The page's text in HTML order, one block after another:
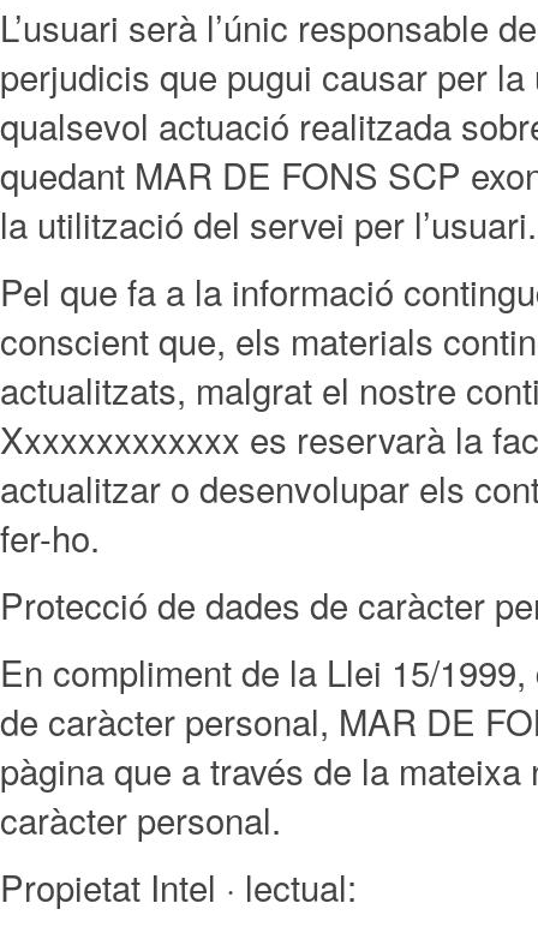
L’usuari serà l’únic responsable
perjudicis que pugui causar per
qualsevol actuació realitzada
quedant MAR DE FONS SCP
la utilització del servei per l’usuari.
Pel que fa a la informació
conscient que, els materials
actualitzats, malgrat el nostre
Xxxxxxxxxxxxx es reservarà la
actualitzar o desenvolupar els
fer-ho.
Protecció de dades de caràcter
En compliment de la Llei 15/
de caràcter personal, MAR DE
pàgina que a través de la
caràcter personal.
Propietat Intel · lectual: